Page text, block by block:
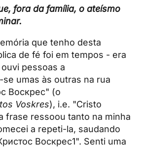
fora da família, o ateísmo
que tenho desta
de fé foi em tempos - era
pessoas a
umas às outras na rua
Воскрес" (o
Voskres), i.e. "Cristo
frase ressoou tanto na minha
a repeti-la, saudando
Воскрес1". Senti uma